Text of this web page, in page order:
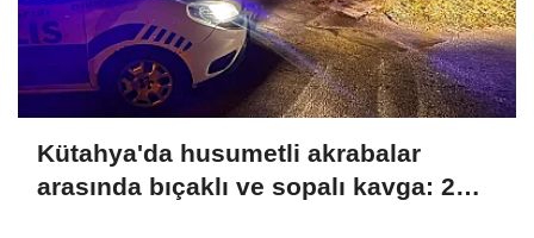
Kütahya'da husumetli akrabalar
arasında bıçaklı ve sopalı kavga: 2